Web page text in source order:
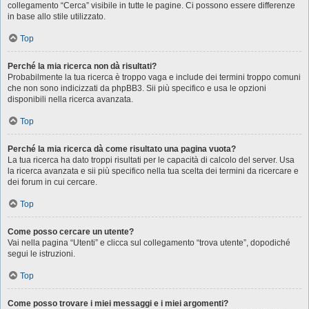
collegamento “Cerca” visibile in tutte le pagine. Ci possono essere differenze
in base allo stile utilizzato.
Top
Perché la mia ricerca non dà risultati?
Probabilmente la tua ricerca è troppo vaga e include dei termini troppo comuni
che non sono indicizzati da phpBB3. Sii più specifico e usa le opzioni
disponibili nella ricerca avanzata.
Top
Perché la mia ricerca dà come risultato una pagina vuota?
La tua ricerca ha dato troppi risultati per le capacità di calcolo del server. Usa
la ricerca avanzata e sii più specifico nella tua scelta dei termini da ricercare e
dei forum in cui cercare.
Top
Come posso cercare un utente?
Vai nella pagina “Utenti” e clicca sul collegamento “trova utente”, dopodiché
segui le istruzioni.
Top
Come posso trovare i miei messaggi e i miei argomenti?